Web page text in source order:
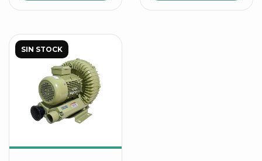
SIN STOCK